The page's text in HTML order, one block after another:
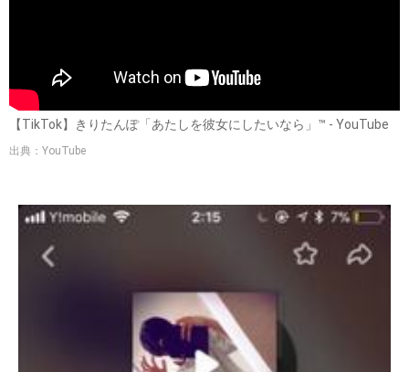
【TikTok】きりたんぽ「あたしを彼女にしたいなら」™ - YouTube
出典：YouTube